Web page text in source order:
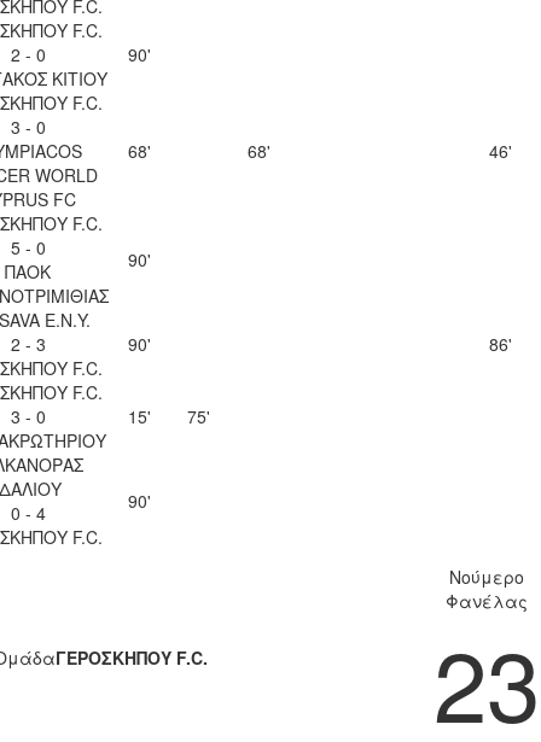
F.C.
F.C.
2 - 0
ΚΙΤΙΟΥ
90'
F.C.
3 - 0
WORLD
FC
68' 68' 46'
F.C.
5 - 0
ΠΑΟΚ
90'
Ε.Ν.Y.
2 - 3
F.C.
90'
86'
F.C.
3 - 0
15'
75'
0 - 4
F.C.
90'
ΓΕΡΟΣΚΗΠΟΥ F.C.
Νούμερο
Φανέλας
23